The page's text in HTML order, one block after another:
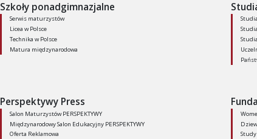
Szkoły ponadgimnazjalne
Serwis maturzystów
Licea w Polsce
Technika w Polsce
Matura międzynarodowa
Perspektywy Press
Salon Maturzystów PERSPEKTYWY
Międzynarodowy Salon Edukacyjny PERSPEKTYWY
Oferta Reklamowa